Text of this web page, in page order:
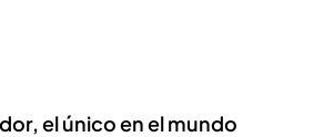
el único en el mundo